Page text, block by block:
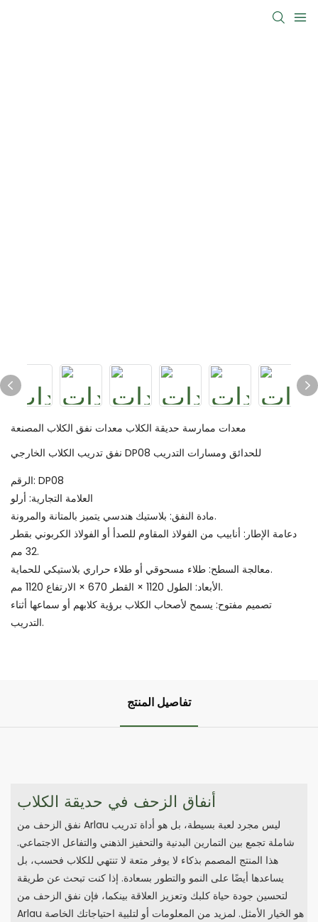
معدات ممارسة حديقة الكلاب معدات نفق الكلاب المصنعة
نفق تدريب الكلاب الخارجي DP08 للحدائق ومسارات التدريب
الرقم: DP08
العلامة التجارية: أرلو
مادة النفق: بلاستيك هندسي يتميز بالمتانة والمرونة.
دعامة الإطار: أنابيب من الفولاذ المقاوم للصدأ أو الفولاذ الكربوني بقطر
32 مم.
معالجة السطح: طلاء مسحوقي أو طلاء حراري بلاستيكي للحماية.
الأبعاد: الطول 1120 × القطر 670 × الارتفاع 1120 مم.
تصميم مفتوح: يسمح لأصحاب الكلاب برؤية كلابهم أو سماعها أثناء
التدريب.
تفاصيل المنتج
أنفاق الزحف في حديقة الكلاب
نفق الزحف من Arlau ليس مجرد لعبة بسيطة، بل هو أداة تدريب
شاملة تجمع بين التمارين البدنية والتحفيز الذهني والتفاعل الاجتماعي.
هذا المنتج المصمم بذكاء لا يوفر متعة لا تنتهي للكلاب فحسب، بل
يساعدها أيضًا على النمو والتطور بسعادة. إذا كنت تبحث عن طريقة
لتحسين جودة حياة كلبك وتعزيز العلاقة بينكما، فإن نفق الزحف من
Arlau هو الخيار الأمثل. لمزيد من المعلومات أو لتلبية احتياجاتك الخاصة